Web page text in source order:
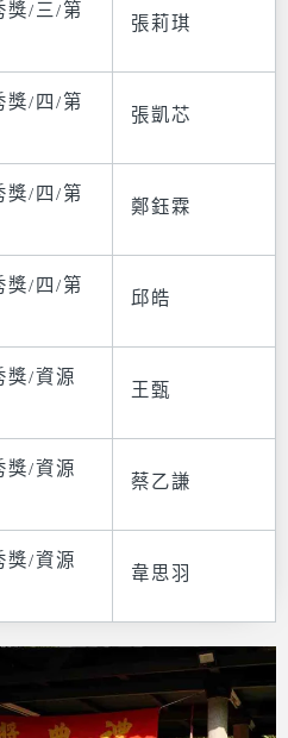
獎/三/第
張莉琪
獎/四/第
張凱芯
獎/四/第
鄭鈺霖
獎/四/第
邱皓
獎/資源
王甄
獎/資源
蔡乙謙
獎/資源
韋思羽